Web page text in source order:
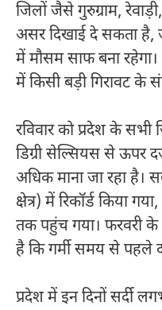
जिलों जैसे गुरुग्राम,
असर दिखाई दे सकता है,
में मौसम साफ बना
में किसी बड़ी गिरावट के
रविवार को प्रदेश के
डिग्री सेल्सियस से ऊपर
अधिक माना जा रहा है।
क्षेत्र) में रिकॉर्ड किया
तक पहुंच गया। फरवरी
है कि गर्मी समय से पहले
प्रदेश में इन दिनों सर्दी